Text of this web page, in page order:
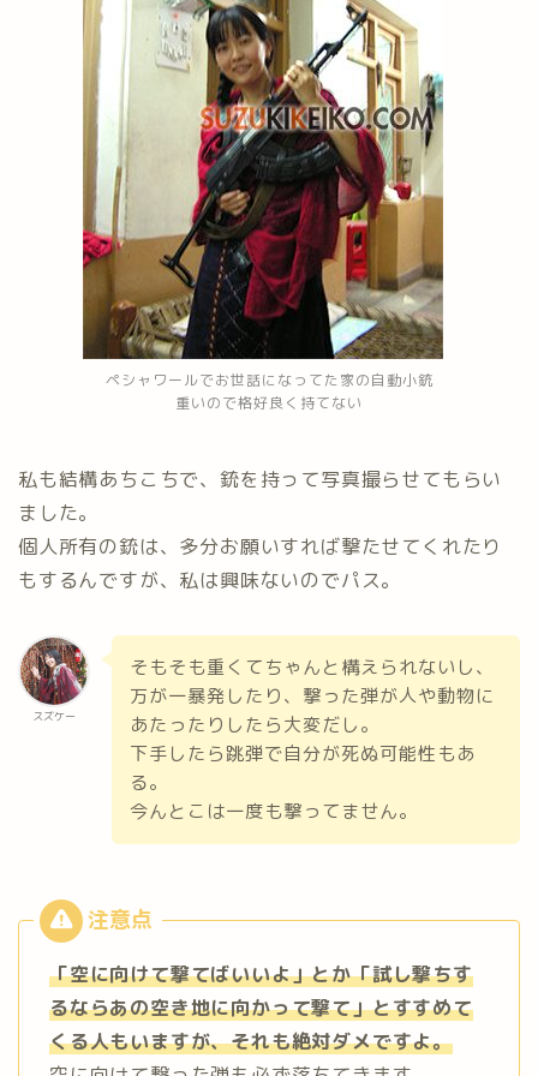
ペシャワールでお世話になってた家の自動小銃
重いので格好良く持てない
私も結構あちこちで、銃を持って写真撮らせてもらい
ました。
個人所有の銃は、多分お願いすれば撃たせてくれたり
もするんですが、私は興味ないのでパス。
スズケー
そもそも重くてちゃんと構えられないし、
万が一暴発したり、撃った弾が人や動物に
あたったりしたら大変だし。
下手したら跳弾で自分が死ぬ可能性もあ
る。
今んとこは一度も撃ってません。
「空に向けて撃てばいいよ」とか「試し撃ちす
るならあの空き地に向かって撃て」とすすめて
くる人もいますが、それも絶対ダメですよ。